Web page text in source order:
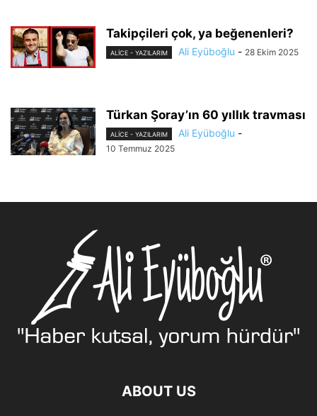
Takipçileri çok, ya beğenenleri?
ALİCE - YAZILARIM Ali Eyüboğlu - 28 Ekim 2025
Türkan Şoray’ın 60 yıllık travması
ALİCE - YAZILARIM Ali Eyüboğlu -
10 Temmuz 2025
ABOUT US